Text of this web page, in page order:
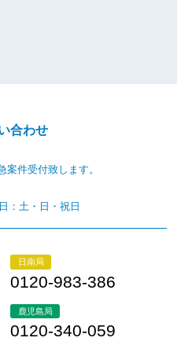
合わせ
件受付致します。
：土・日・祝日
日南局
0120-983-386
鹿児島局
0120-340-059